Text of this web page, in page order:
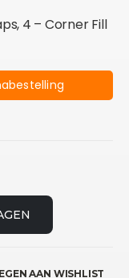
4 – Corner Fill
AAN WISHLIST